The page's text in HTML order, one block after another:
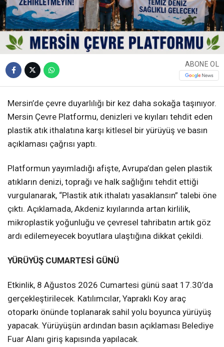
ABONE OL
Mersin’de çevre duyarlılığı bir kez daha sokağa taşınıyor.
Mersin Çevre Platformu, denizleri ve kıyıları tehdit eden
plastik atık ithalatına karşı kitlesel bir yürüyüş ve basın
açıklaması çağrısı yaptı.
Platformun yayımladığı afişte, Avrupa’dan gelen plastik
atıkların denizi, toprağı ve halk sağlığını tehdit ettiği
vurgulanarak, “Plastik atık ithalatı yasaklansın” talebi öne
çıktı. Açıklamada, Akdeniz kıyılarında artan kirlilik,
mikroplastik yoğunluğu ve çevresel tahribatın artık göz
ardı edilemeyecek boyutlara ulaştığına dikkat çekildi.
YÜRÜYÜŞ CUMARTESİ GÜNÜ
Etkinlik, 8 Ağustos 2026 Cumartesi günü saat 17.30’da
gerçekleştirilecek. Katılımcılar, Yapraklı Koy araç
otoparkı önünde toplanarak sahil yolu boyunca yürüyüş
yapacak. Yürüyüşün ardından basın açıklaması Belediye
Fuar Alanı giriş kapısında yapılacak.